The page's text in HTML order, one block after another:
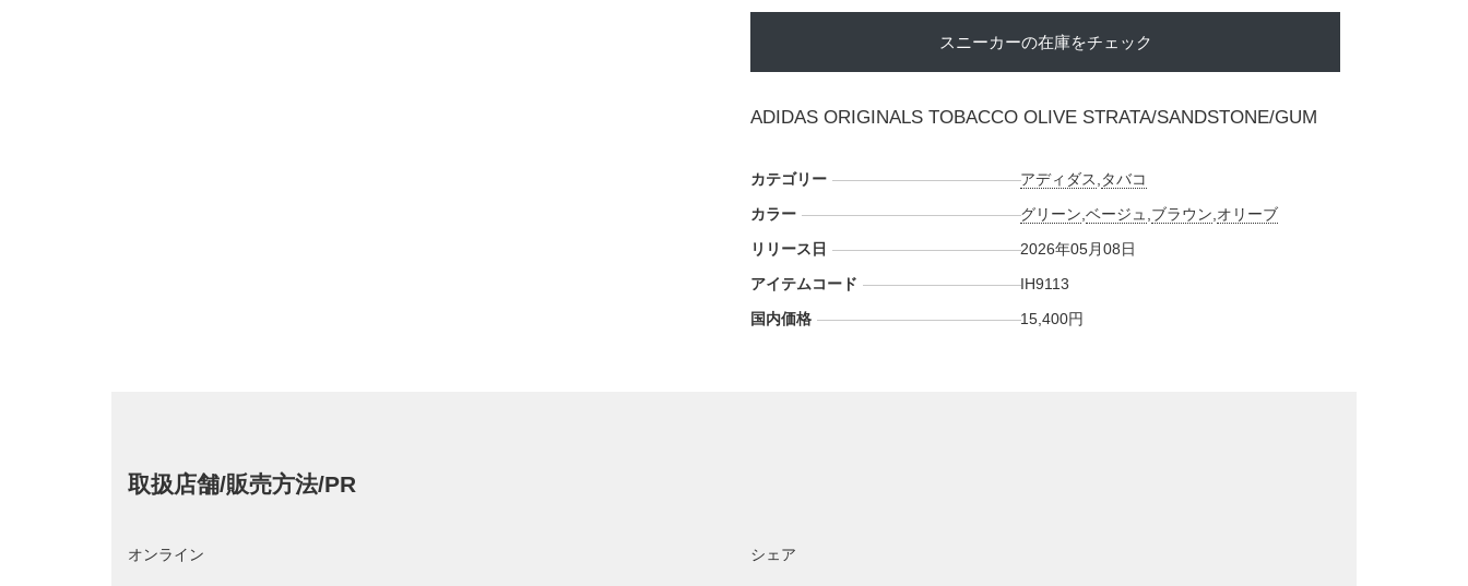
スニーカーの在庫をチェック
ADIDAS ORIGINALS TOBACCO OLIVE STRATA/SANDSTONE/GUM
カテゴリー アディダス タバコ
カラー
グリーン ,ベージュ ブラウン オリーブ
リリース日
2026年05月08日
アイテムコード
IH9113
国内価格
15,400円
取扱店舗/販売方法/PR
オンライン シェア